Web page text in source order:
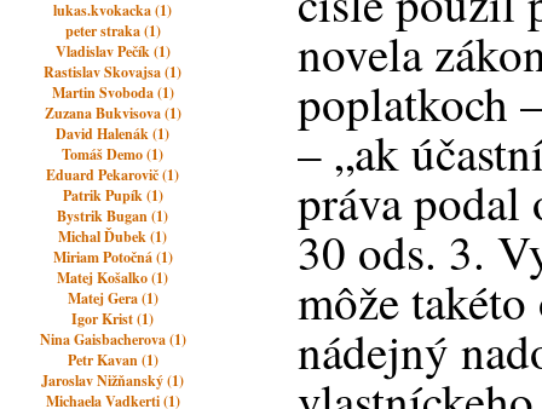
lukas.kvokacka (1)
peter straka (1)
Vladislav Pečík (1)
Rastislav Skovajsa (1)
Martin Svoboda (1)
Zuzana Bukvisova (1)
David Halenák (1)
Tomáš Demo (1)
Eduard Pekarovič (1)
Patrik Pupík (1)
Bystrik Bugan (1)
Michal Ďubek (1)
Miriam Potočná (1)
Matej Košalko (1)
Matej Gera (1)
Igor Krist (1)
Nina Gaisbacherova (1)
Petr Kavan (1)
Jaroslav Nižňanský (1)
Michaela Vadkerti (1)
novela
poplatkoch
– „ak
práva podal
30 ods. 3.
môže
nádejný